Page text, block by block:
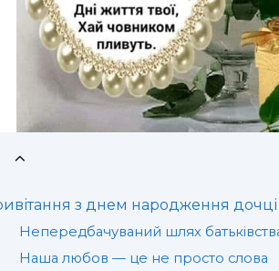
з днем народження дочці
Непередбачуваний шлях
Наша любов — це не просто слова